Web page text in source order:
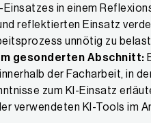
Einsatzes in einem
reflektierten Einsatz
unnötig zu
gesonderten Abschnitt:
der Facharbeit, in
zum KI-Einsatz
verwendeten KI-Tools im